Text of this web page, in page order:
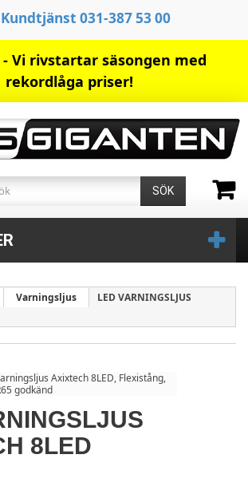
Kundtjänst 031-387 53 00
- Vi rivstartar säsongen med
rekordlåga priser!
SÖK
Varningsljus
LED VARNINGSLJUS
8LED